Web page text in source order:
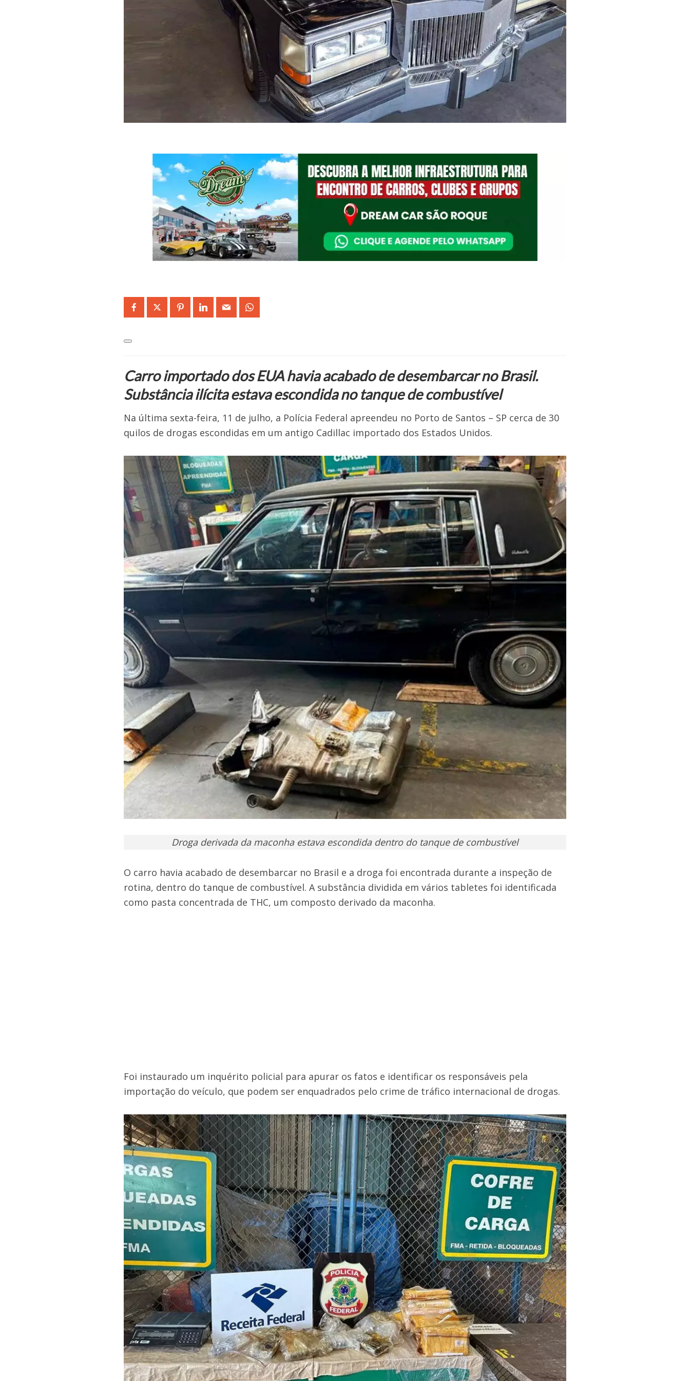
Carro importado dos EUA havia acabado de desembarcar no Brasil.
Substância ilícita estava escondida no tanque de combustível
Na última sexta-feira, 11 de julho, a Polícia Federal apreendeu no Porto de Santos – SP cerca de 30
quilos de drogas escondidas em um antigo Cadillac importado dos Estados Unidos.
Droga derivada da maconha estava escondida dentro do tanque de combustível
O carro havia acabado de desembarcar no Brasil e a droga foi encontrada durante a inspeção de
rotina, dentro do tanque de combustível. A substância dividida em vários tabletes foi identificada
como pasta concentrada de THC, um composto derivado da maconha.
Foi instaurado um inquérito policial para apurar os fatos e identificar os responsáveis pela
importação do veículo, que podem ser enquadrados pelo crime de tráfico internacional de drogas.